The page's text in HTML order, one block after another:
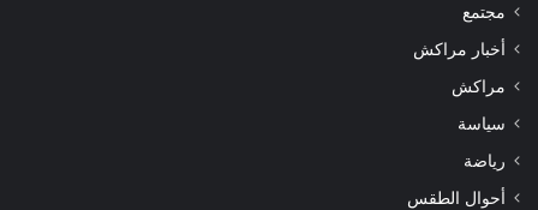
مجتمع
أخبار مراكش
مراكش
سياسة
رياضة
أحوال الطقس